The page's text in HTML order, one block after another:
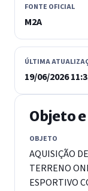
FONTE OFICIAL
M2A
ÚLTIMA
19/06/2026
Objeto
OBJETO
AQUISIÇÃO
TERRENO
ESPORTIVO